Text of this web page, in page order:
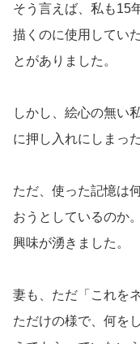
そう言えば、私も15
描くのに使用してい
とがありました。
しかし、絵心の無い
に押し入れにしまっ
ただ、使った記憶は
おうとしているのか
興味が湧きました。
妻も、ただ「これを
ただけの様で、何を